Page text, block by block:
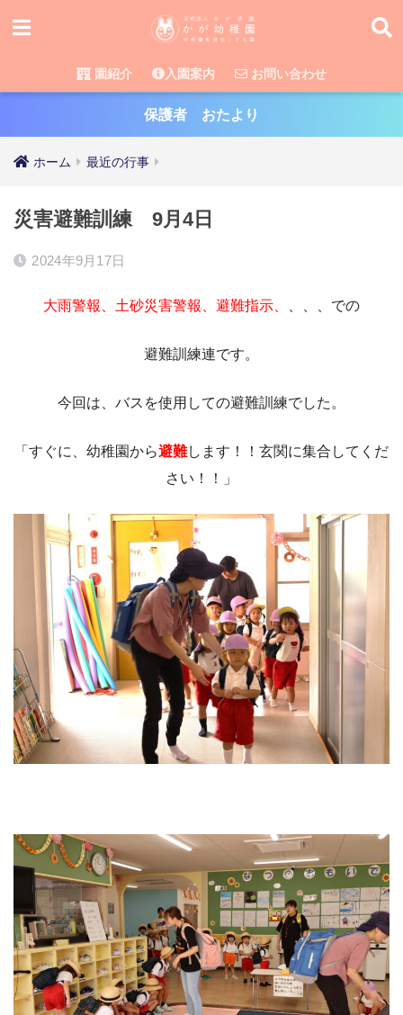
園紹介 入園案内 お問い合わせ
保護者 おたより
ホーム 最近の行事
災害避難訓練 9月4日
2024年9月17日
大雨警報、土砂災害警報、避難指示、 、、、での
避難訓練連です。
今回は、バスを使用しての避難訓練でした。
「すぐに、幼稚園から避難します！！玄関に集合してくだ
さい！！」